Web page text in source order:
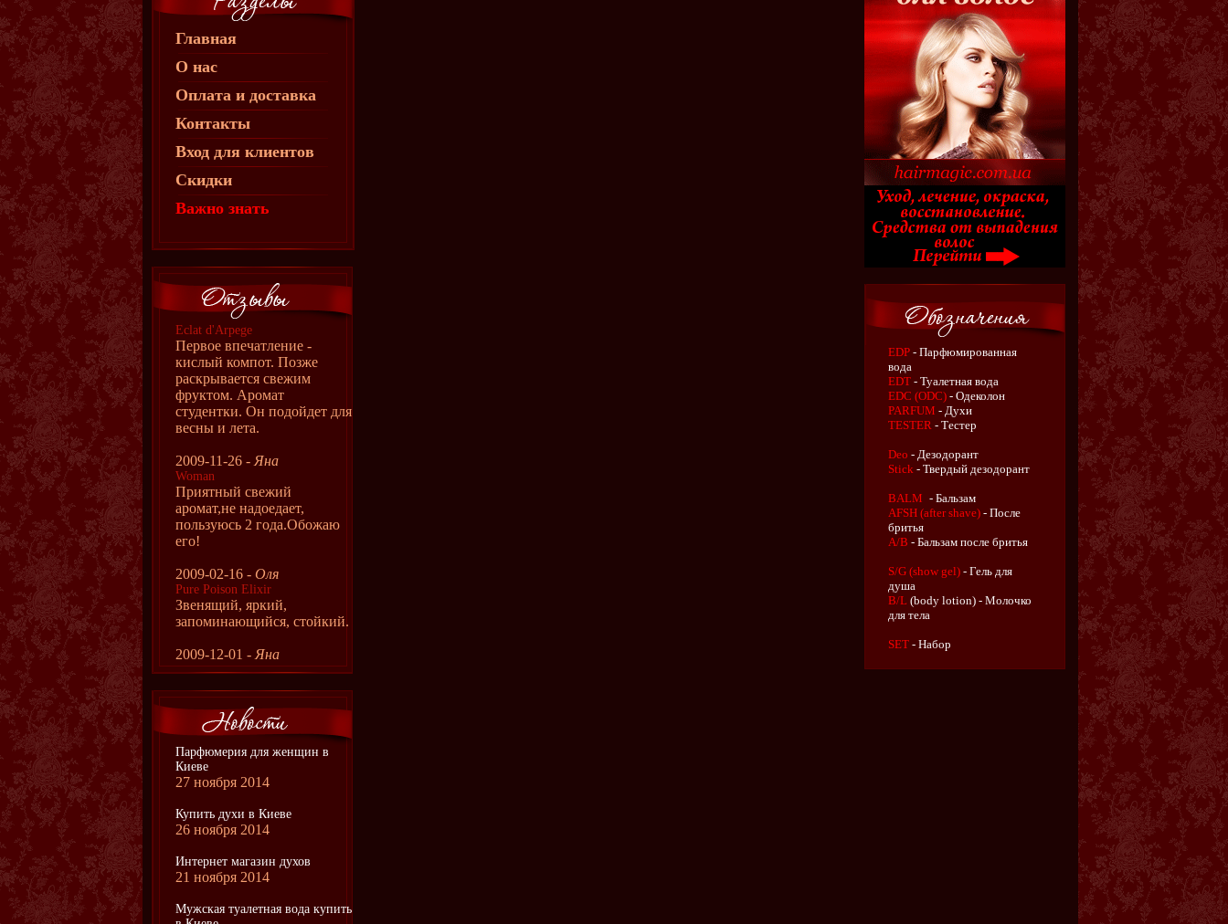
Главная
О нас
Оплата и доставка
Контакты
Вход для клиентов
Скидки
Важно знать
Eclat d'Arpege
Первое впечатление -
кислый компот. Позже
раскрывается свежим
фруктом. Аромат
студентки. Он подойдет для
весны и лета.
2009-11-26 - Яна
Woman
Приятный свежий
аромат,не надоедает,
пользуюсь 2 года.Обожаю
его!
2009-02-16 - Оля
Pure Poison Elixir
Звенящий, яркий,
запоминающийся, стойкий.
2009-12-01 - Яна
Парфюмерия для женщин в
Киеве
27 ноября 2014
Купить духи в Киеве
26 ноября 2014
Интернет магазин духов
21 ноября 2014
Мужская туалетная вода купить
EDP - Парфюмированная
вода
EDT - Туалетная вода
EDC (ODC) - Одеколон
PARFUM - Духи
TESTER - Тестер
Deo - Дезодорант
Stick - Твердый дезодорант
BALM - Бальзам
AFSH (after shave) - После
бритья
A/B - Бальзам после бритья
S/G (show gel) - Гель для
душа
B/L (body lotion) - Молочко
для тела
SET - Набор